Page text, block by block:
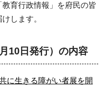
教育行政情報」を府民の皆
します。
10日発行）の内容
に生きる障がい者展を開